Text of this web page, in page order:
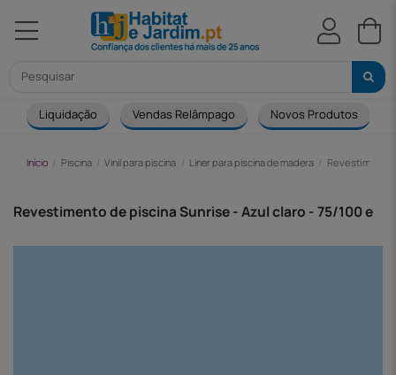
Liquidação Vendas Relâmpago Novos Produtos
Início Piscina Vinil para piscina Liner para piscina de madera Revestimento
Revestimento de piscina Sunrise - Azul claro - 75/100 e